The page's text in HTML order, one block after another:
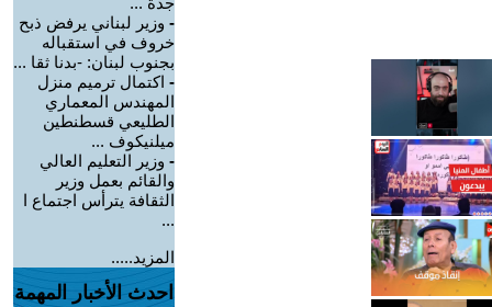
- وزير لبناني يرفض ذبح
خروف في استقباله
بجنوب لبنان: -بدنا ثقا ...
- اكتمال ترميم منزل
المهندس المعماري
الطليعي قسطنطين
ميلنيكوف ...
- وزير التعليم العالي
والقائم بعمل وزير
الثقافة يترأس اجتماع ا
...
المزيد.....
احدث الأخبار المهمة